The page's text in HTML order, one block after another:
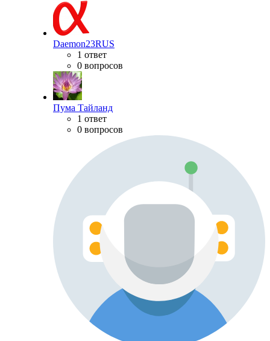
Daemon23RUS
1 ответ
0 вопросов
Пума Тайланд
1 ответ
0 вопросов